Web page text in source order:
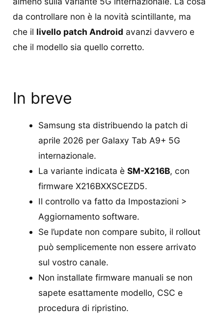
da controllare non è la novità scintillante, ma
che il livello patch Android avanzi davvero e
che il modello sia quello corretto.
In breve
Samsung sta distribuendo la patch di
aprile 2026 per Galaxy Tab A9+ 5G
internazionale.
La variante indicata è SM-X216B, con
firmware X216BXXSCEZD5.
Il controllo va fatto da Impostazioni >
Aggiornamento software.
Se l’update non compare subito, il rollout
può semplicemente non essere arrivato
sul vostro canale.
Non installate firmware manuali se non
sapete esattamente modello, CSC e
procedura di ripristino.